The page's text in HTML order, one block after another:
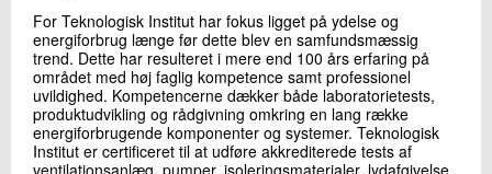
Send
For Teknologisk Institut har fokus ligget på ydelse og
energiforbrug længe før dette blev en samfundsmæssig
trend. Dette har resulteret i mere end 100 års erfaring på
området med høj faglig kompetence samt professionel
uvildighed. Kompetencerne dækker både laboratorietests,
produktudvikling og rådgivning omkring en lang række
energiforbrugende komponenter og systemer. Teknologisk
Institut er certificeret til at udføre akkrediterede tests af